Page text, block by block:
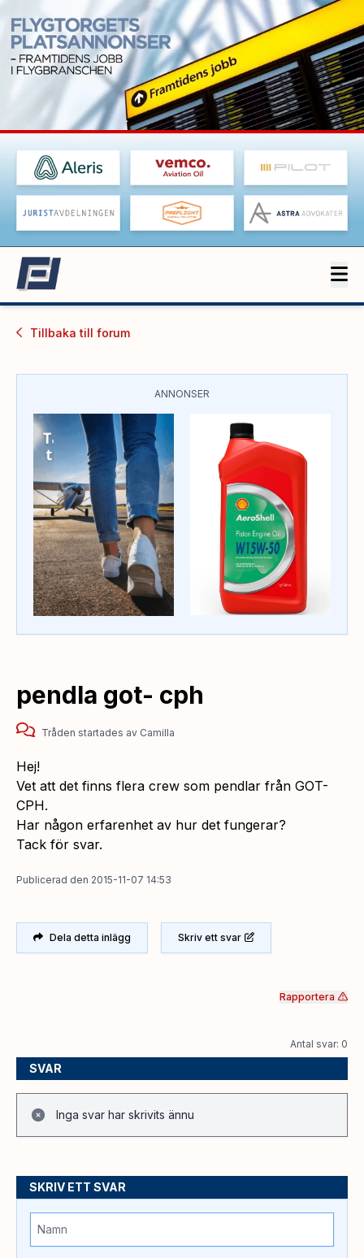
Tillbaka till forum
ANNONSER
pendla got- cph
Tråden startades av Camilla
Hej!
Vet att det finns flera crew som pendlar från GOT-
CPH.
Har någon erfarenhet av hur det fungerar?
Tack för svar.
Publicerad den 2015-11-07 14:53
Dela detta inlägg Skriv ett svar
Rapportera
Antal svar: 0
SVAR
Inga svar har skrivits ännu
SKRIV ETT SVAR